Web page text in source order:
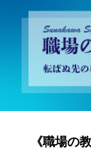
砂川昇建会長ブロ
《職場の